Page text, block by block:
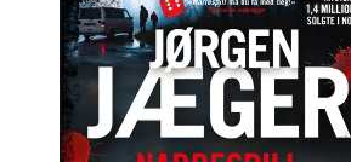
Elizabeth Strout
Hitster
Hypopressiv trening